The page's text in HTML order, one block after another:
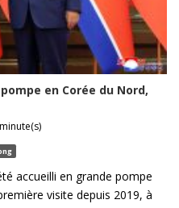
en Corée du Nord,
accueilli en grande pompe
visite depuis 2019, à